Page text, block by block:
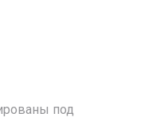
под